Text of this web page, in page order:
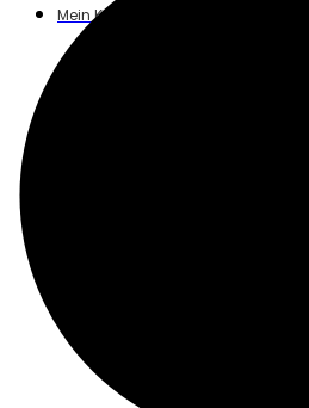
Mein Konto